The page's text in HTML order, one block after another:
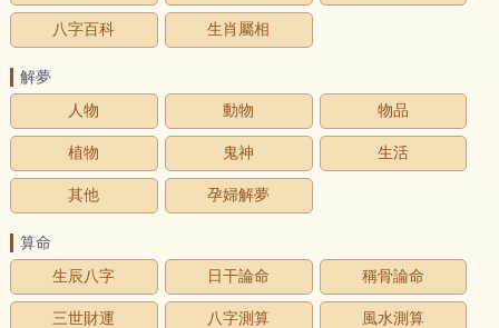
八字百科 生肖屬相
解夢
人物
動物 物品
植物 鬼神 生活
其他 孕婦解夢
算命
生辰八字
日干論命 稱骨論命
三世財運 八字測算 風水測算